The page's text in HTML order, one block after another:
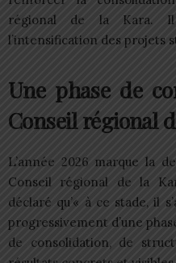
régional de la Kara.
l’intensification des projets
Une phase de
Conseil régional
L’année 2026 marque la
Conseil régional de la
déclaré qu’« à ce stade, il
progressivement d’une
de consolidation, de